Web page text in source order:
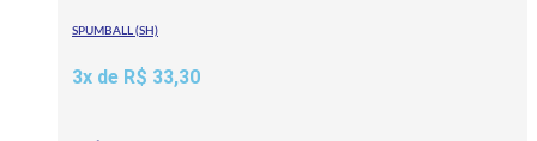
SPUMBALL (SH)
3x de R$ 33,30